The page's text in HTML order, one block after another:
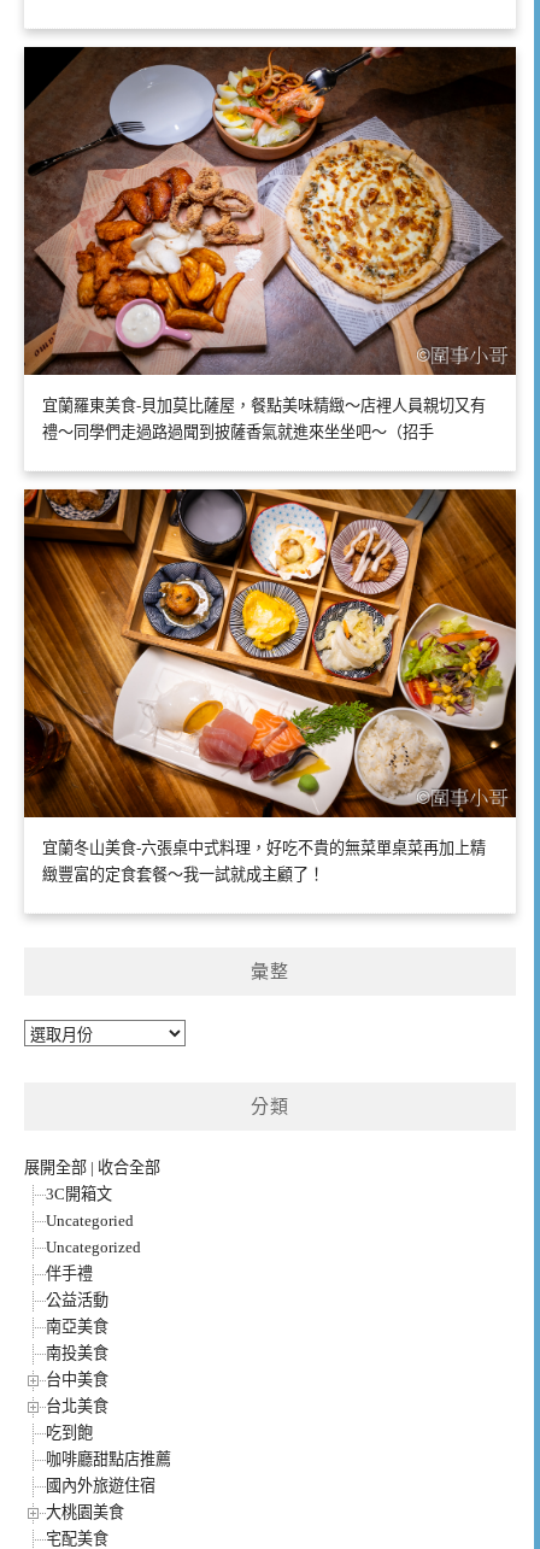
宜蘭羅東美食-貝加莫比薩屋，餐點美味精緻～店裡人員親切又有
禮～同學們走過路過聞到披薩香氣就進來坐坐吧～（招手
宜蘭冬山美食-六張桌中式料理，好吃不貴的無菜單桌菜再加上精
緻豐富的定食套餐～我一試就成主顧了！
彙整
彙
分類
展開全部 | 收合全部
3C開箱文
Uncategoried
Uncategorized
伴手禮
公益活動
南亞美食
南投美食
台中美食
台北美食
吃到飽
咖啡廳甜點店推薦
國內外旅遊住宿
大桃園美食
宅配美食